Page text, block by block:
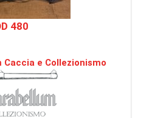
480
Caccia e Collezionismo